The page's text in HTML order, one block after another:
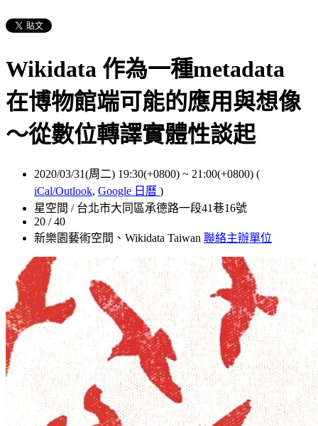
Wikidata 作為一種metadata
在博物館端可能的應用與想像
～從數位轉譯實體性談起
2020/03/31(周二) 19:30(+0800) ~ 21:00(+0800) (
iCal/Outlook, Google 日曆 )
星空間 / 台北市大同區承德路一段41巷16號
20 / 40
新樂園藝術空間、Wikidata Taiwan 聯絡主辦單位